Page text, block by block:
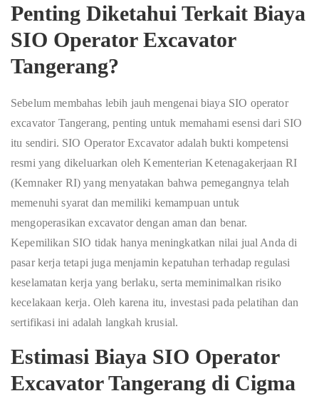
Penting Diketahui Terkait Biaya
SIO Operator Excavator
Tangerang?
Sebelum membahas lebih jauh mengenai biaya SIO operator
excavator Tangerang, penting untuk memahami esensi dari SIO
itu sendiri. SIO Operator Excavator adalah bukti kompetensi
resmi yang dikeluarkan oleh Kementerian Ketenagakerjaan RI
(Kemnaker RI) yang menyatakan bahwa pemegangnya telah
memenuhi syarat dan memiliki kemampuan untuk
mengoperasikan excavator dengan aman dan benar.
Kepemilikan SIO tidak hanya meningkatkan nilai jual Anda di
pasar kerja tetapi juga menjamin kepatuhan terhadap regulasi
keselamatan kerja yang berlaku, serta meminimalkan risiko
kecelakaan kerja. Oleh karena itu, investasi pada pelatihan dan
sertifikasi ini adalah langkah krusial.
Estimasi Biaya SIO Operator
Excavator Tangerang di Cigma